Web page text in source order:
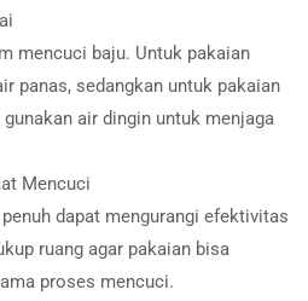
mencuci baju. Untuk pakaian
panas, sedangkan untuk pakaian
air dingin untuk menjaga
Mencuci
dapat mengurangi efektivitas
ruang agar pakaian bisa
proses mencuci.